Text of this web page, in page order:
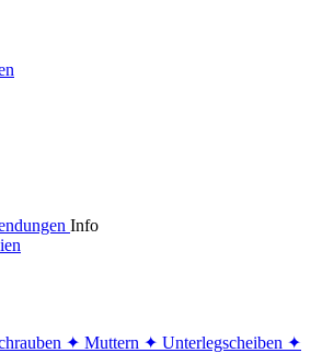
Info
✦ Muttern ✦ Unterlegscheiben ✦